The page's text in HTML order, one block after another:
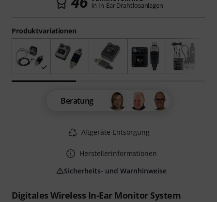
Digitales Wireless In-Ear Monitor System
Produktvariationen
in In-Ear Drahtlosanlagen
Beratung
Altgeräte-Entsorgung
Herstellerinformationen
Sicherheits- und Warnhinweise